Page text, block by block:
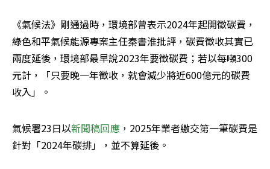
《氣候法》剛通過時，環境部曾表示2024年起開徵碳費，
綠色和平氣候能源專案主任秦書淮批評，碳費徵收其實已
兩度延後，環境部最早說2023年要徵碳費；若以每噸300
元計，「只要晚一年徵收，就會減少將近600億元的碳費
收入」。
氣候署23日以新聞稿回應，2025年業者繳交第一筆碳費是
針對「2024年碳排」，並不算延後。